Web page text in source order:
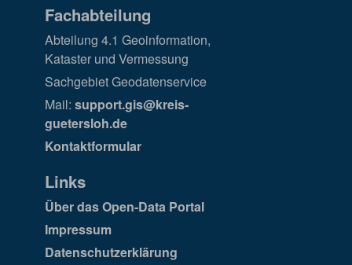
Fachabteilung
Abteilung 4.1 Geoinformation,
Kataster und Vermessung
Sachgebiet Geodatenservice
Mail: support.gis@kreis-
guetersloh.de
Kontaktformular
Links
Über das Open-Data Portal
Impressum
Datenschutzerklärung